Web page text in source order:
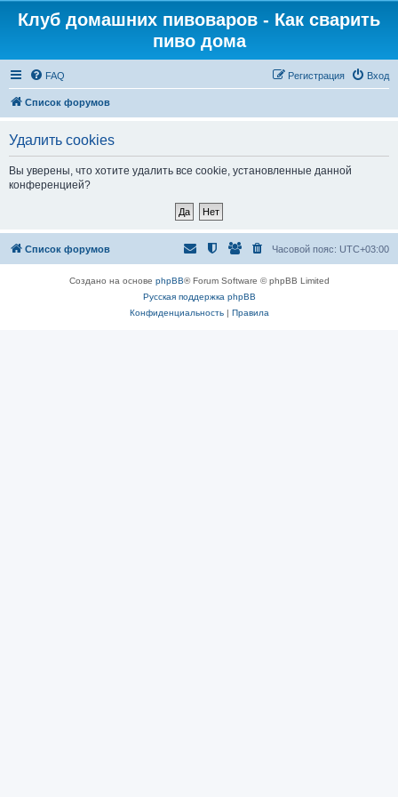
Клуб домашних пивоваров - Как cварить
пиво дома
FAQ Вход
Регистрация
Список форумов
Удалить cookies
Вы уверены, что хотите удалить все cookie, установленные данной
конференцией?
Список форумов Часовой пояс: UTC+03:00
Создано на основе phpBB® Forum Software © phpBB Limited
Русская поддержка phpBB
Конфиденциальность| Правила